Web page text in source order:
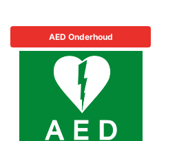
AED Onderhoud